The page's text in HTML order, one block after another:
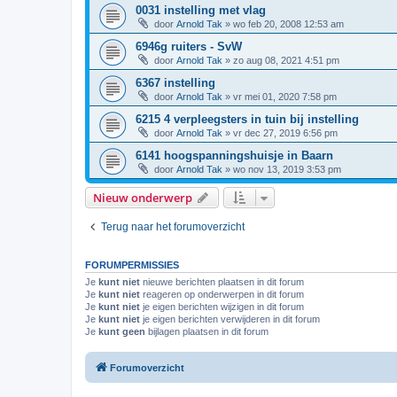
0031 instelling met vlag
door Arnold Tak » wo feb 20, 2008 12:53 am
6946g ruiters - SvW
door Arnold Tak » zo aug 08, 2021 4:51 pm
6367 instelling
door Arnold Tak » vr mei 01, 2020 7:58 pm
6215 4 verpleegsters in tuin bij instelling
door Arnold Tak » vr dec 27, 2019 6:56 pm
6141 hoogspanningshuisje in Baarn
door Arnold Tak » wo nov 13, 2019 3:53 pm
Nieuw onderwerp
Terug naar het forumoverzicht
FORUMPERMISSIES
Je kunt niet nieuwe berichten plaatsen in dit forum
Je kunt niet reageren op onderwerpen in dit forum
Je kunt niet je eigen berichten wijzigen in dit forum
Je kunt niet je eigen berichten verwijderen in dit forum
Je kunt geen bijlagen plaatsen in dit forum
Forumoverzicht